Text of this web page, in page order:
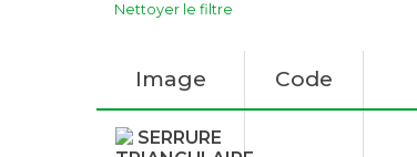
Nettoyer le filtre
Image Code